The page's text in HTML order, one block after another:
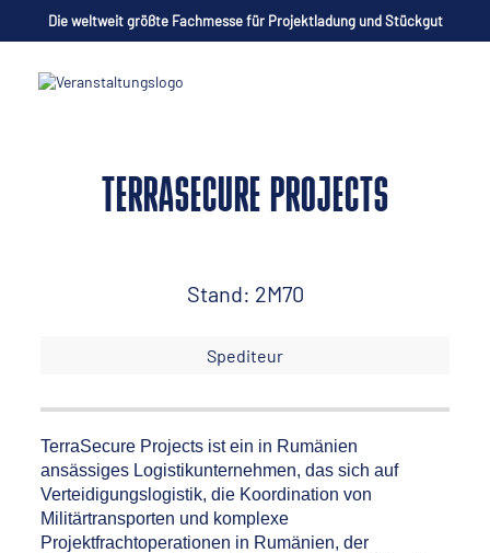
Die weltweit größte Fachmesse für Projektladung und Stückgut
TERRASECURE PROJECTS
Stand: 2M70
Spediteur
TerraSecure Projects ist ein in Rumänien
ansässiges Logistikunternehmen, das sich auf
Verteidigungslogistik, die Koordination von
Militärtransporten und komplexe
Projektfrachtoperationen in Rumänien, der